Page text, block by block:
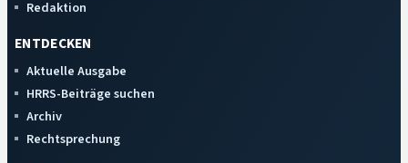
Redaktion
ENTDECKEN
Aktuelle Ausgabe
HRRS-Beiträge suchen
Archiv
Rechtsprechung